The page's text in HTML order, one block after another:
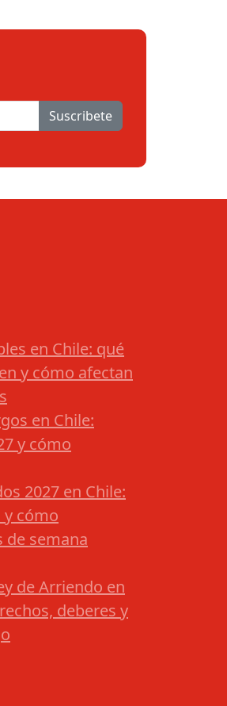
Suscribete
en Chile: qué
y cómo afectan
en Chile:
y cómo
2027 en Chile:
cómo
de semana
de Arriendo en
deberes y